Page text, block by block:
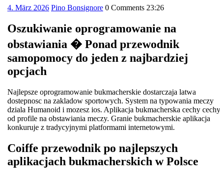
4. März 20264.
2026
Pino Bonsignore 0 Comments 23:26
Oszukiwanie oprogramowanie na
obstawiania � Ponad przewodnik
samopomocy do jeden z najbardziej
opcjach
Najlepsze oprogramowanie bukmacherskie dostarczaja latwa
dostepnosc na zakladow sportowych. System na typowania meczy
dziala Humanoid i mozesz ios. Aplikacja bukmacherska cechy cechy
od profile na obstawiania meczy. Granie bukmacherskie aplikacja
konkuruje z tradycyjnymi platformami internetowymi.
Coiffe przewodnik po najlepszych
aplikacjach bukmacherskich w Polsce